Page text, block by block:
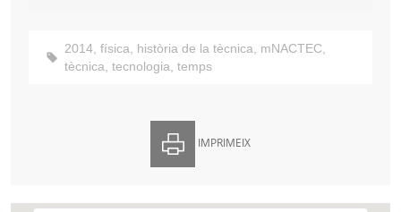
2014, física, història de la tècnica, mNACTEC,
tècnica, tecnologia, temps
IMPRIMEIX